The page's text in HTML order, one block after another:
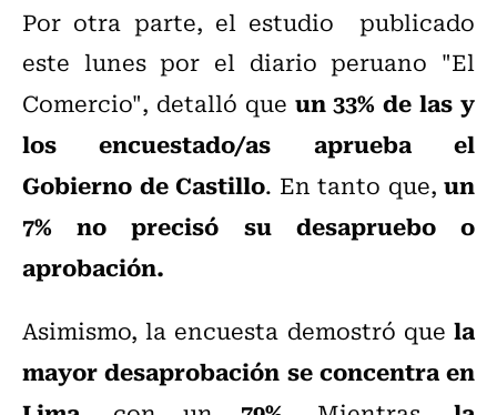
Por otra parte, el estudio publicado
este lunes por el diario peruano "El
Comercio", detalló que un 33% de las y
los encuestado/as aprueba el
Gobierno de Castillo. En tanto que, un
7% no precisó su desapruebo o
aprobación.
Asimismo, la encuesta demostró que la
mayor desaprobación se concentra en